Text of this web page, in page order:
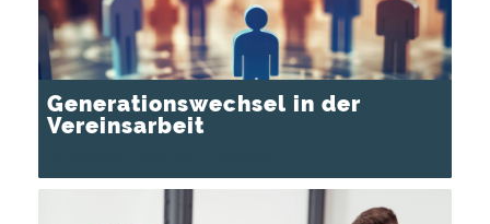
Generationswechsel in der
Vereinsarbeit